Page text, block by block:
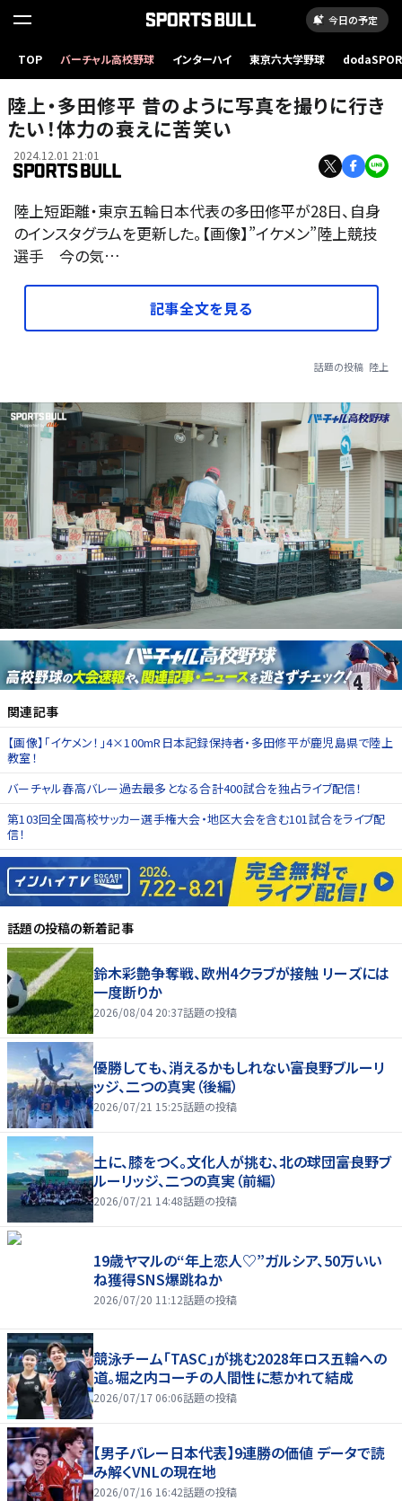
今日の予定
TOP バーチャル高校野球 インターハイ 東京六大学野球
陸上・多田修平 昔のように写真を撮りに行き
たい！体力の衰えに苦笑い
2024.12.01 21:01
陸上短距離・東京五輪日本代表の多田修平が28日、自身
のインスタグラムを更新した。【画像】”イケメン”陸上競技
選手 今の気…
記事全文を見る
話題の投稿 陸上
関連記事
【画像】「イケメン！」4×100mR日本記録保持者・多田修平が鹿児島県で陸上
教室！
バーチャル春高バレー過去最多となる合計400試合を独占ライブ配信！
第103回全国高校サッカー選手権大会・地区大会を含む101試合をライブ配
信！
話題の投稿の新着記事
鈴木彩艶争奪戦、欧州4クラブが接触 リーズには
一度断りか
2026/08/04 20:37話題の投稿
優勝しても、消えるかもしれない――富良野ブルーリ
ッジ、二つの真実（後編）
2026/07/21 15:25話題の投稿
土に、膝をつく。文化人が挑む、北の球団――富良野ブ
ルーリッジ、二つの真実（前編）
2026/07/21 14:48話題の投稿
19歳ヤマルの“年上恋人♡”ガルシア、50万いい
ね獲得SNS爆跳ねか
2026/07/20 11:12話題の投稿
競泳チーム「TASC」が挑む2028年ロス五輪への
道。堀之内コーチの人間性に惹かれて結成
2026/07/17 06:06話題の投稿
【男子バレー日本代表】9連勝の価値 データで読
み解くVNLの現在地
2026/07/16 16:42話題の投稿